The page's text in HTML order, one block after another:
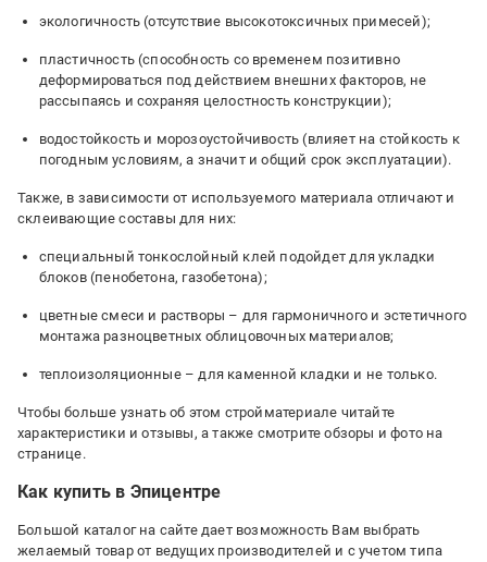
экологичность (отсутствие высокотоксичных примесей);
пластичность (способность со временем позитивно
деформироваться под действием внешних факторов, не
рассыпаясь и сохраняя целостность конструкции);
водостойкость и морозоустойчивость (влияет на стойкость к
погодным условиям, а значит и общий срок эксплуатации).
Также, в зависимости от используемого материала отличают и
склеивающие составы для них:
специальный тонкослойный клей подойдет для укладки
блоков (пенобетона, газобетона);
цветные смеси и растворы – для гармоничного и эстетичного
монтажа разноцветных облицовочных материалов;
теплоизоляционные – для каменной кладки и не только.
Чтобы больше узнать об этом стройматериале читайте
характеристики и отзывы, а также смотрите обзоры и фото на
странице.
Как купить в Эпицентре
Большой каталог на сайте дает возможность Вам выбрать
желаемый товар от ведущих производителей и с учетом типа